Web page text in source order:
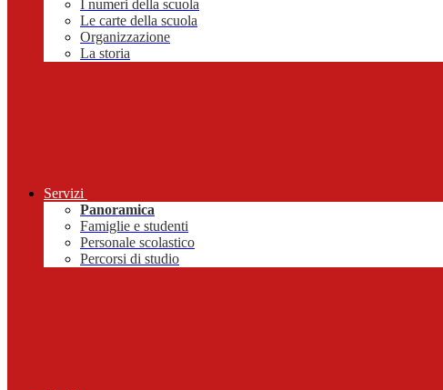
I numeri della scuola
Le carte della scuola
Organizzazione
La storia
Servizi
Panoramica
Famiglie e studenti
Personale scolastico
Percorsi di studio